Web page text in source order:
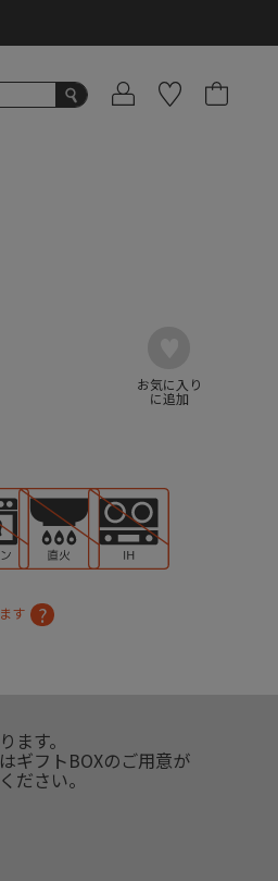
す
ます。
ギフトBOXのご用意が
ださい。